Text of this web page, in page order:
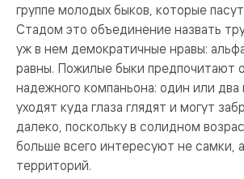
группе молодых быков, которые
Стадом это объединение назвать
уж в нем демократичные нравы:
равны. Пожилые быки предпочитают
надежного компаньона: один или
уходят куда глаза глядят и могут
далеко, поскольку в солидном
больше всего интересуют не самки,
территорий.